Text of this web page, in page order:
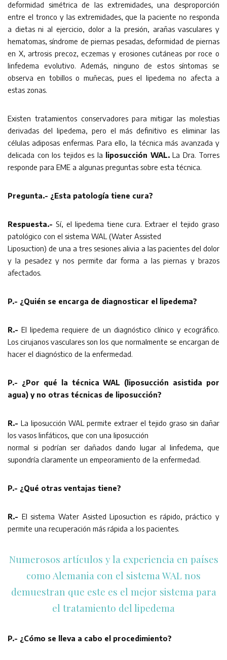
deformidad simétrica de las extremidades, una desproporción
entre el tronco y las extremidades, que la paciente no responda
a dietas ni al ejercicio, dolor a la presión, arañas vasculares y
hematomas, síndrome de piernas pesadas, deformidad de piernas
en X, artrosis precoz, eczemas y erosiones cutáneas por roce o
linfedema evolutivo. Además, ninguno de estos síntomas se
observa en tobillos o muñecas, pues el lipedema no afecta a
estas zonas.
Existen tratamientos conservadores para mitigar las molestias
derivadas del lipedema, pero el más definitivo es eliminar las
células adiposas enfermas. Para ello, la técnica más avanzada y
delicada con los tejidos es la liposucción WAL.La Dra. Torres
responde para EME a algunas preguntas sobre esta técnica.
Pregunta.- ¿Esta patología tiene cura?
Respuesta.- Sí, el lipedema tiene cura. Extraer el tejido graso
patológico con el sistema WAL (Water Assisted
Liposuction) de una a tres sesiones alivia a las pacientes del dolor
y la pesadez y nos permite dar forma a las piernas y brazos
afectados.
P.- ¿Quién se encarga de diagnosticar el lipedema?
R.- El lipedema requiere de un diagnóstico clínico y ecográfico.
Los cirujanos vasculares son los que normalmente se encargan de
hacer el diagnóstico de la enfermedad.
P.- ¿Por qué la técnica WAL (liposucción asistida por
agua) y no otras técnicas de liposucción?
R.- La liposucción WAL permite extraer el tejido graso sin dañar
los vasos linfáticos, que con una liposucción
normal si podrían ser dañados dando lugar al linfedema, que
supondría claramente un empeoramiento de la enfermedad.
P.- ¿Qué otras ventajas tiene?
R.- El sistema Water Asisted Liposuction es rápido, práctico y
permite una recuperación más rápida a los pacientes.
Numerosos artículos y la experiencia en países
como Alemania con el sistema WAL nos
demuestran que este es el mejor sistema para
el tratamiento del lipedema
P.- ¿Cómo se lleva a cabo el procedimiento?